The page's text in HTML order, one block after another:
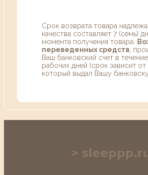
Срок возврата товара
качества составляет 7 (семь)
момента получения товара.
переведенных средств ,
Ваш банковский счет в
рабочих дней (срок зависит от
который выдал Вашу